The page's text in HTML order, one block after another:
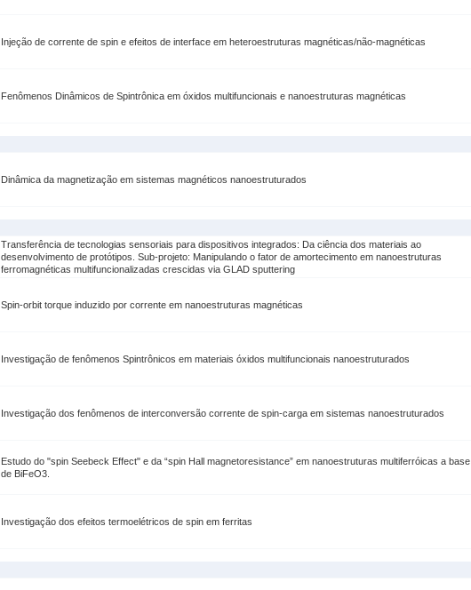
Injeção de corrente de spin e efeitos de interface em heteroestruturas magnéticas/não-magnéticas
Fenômenos Dinâmicos de Spintrônica em óxidos multifuncionais e nanoestruturas magnéticas
Dinâmica da magnetização em sistemas magnéticos nanoestruturados
Transferência de tecnologias sensoriais para dispositivos integrados: Da ciência dos materiais ao
desenvolvimento de protótipos. Sub-projeto: Manipulando o fator de amortecimento em nanoestruturas
ferromagnéticas multifuncionalizadas crescidas via GLAD sputtering
Spin-orbit torque induzido por corrente em nanoestruturas magnéticas
Investigação de fenômenos Spintrônicos em materiais óxidos multifuncionais nanoestruturados
Investigação dos fenômenos de interconversão corrente de spin-carga em sistemas nanoestruturados
Estudo do "spin Seebeck Effect" e da “spin Hall magnetoresistance” em nanoestruturas multiferróicas a base
de BiFeO3.
Investigação dos efeitos termoelétricos de spin em ferritas